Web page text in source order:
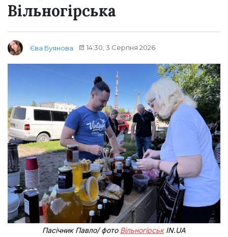
Вільногірська
Єва Буянова 14:30, 3 Серпня 2026
Пасічник Павло/ фото ВільногірськIN.UA